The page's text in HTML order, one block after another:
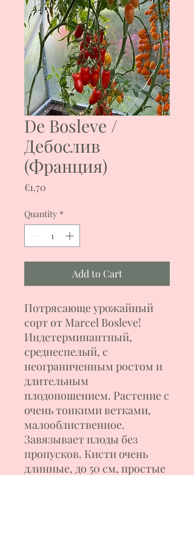
De Bosleve /
Дебослив
(Франция)
€1.70
Quantity *
Add to Cart
Потрясающе урожайный
сорт от Marcel Bosleve!
Индетерминантный,
среднеспелый, с
неограниченным ростом и
длительным
плодоношением. Растение с
очень тонкими ветками,
малооблиственное.
Завязывает плоды без
пропусков. Кисти очень
длинные, до 50 см, простые